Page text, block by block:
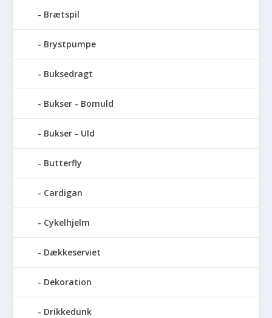
Brætspil
Brystpumpe
Buksedragt
Bukser - Bomuld
Bukser - Uld
Butterfly
Cardigan
Cykelhjelm
Dækkeserviet
Dekoration
Drikkedunk